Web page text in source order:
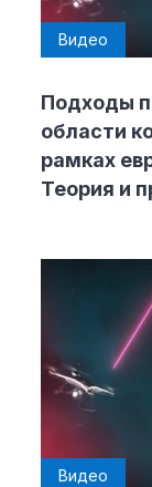
Видео
Подходы
области
рамках
Теория и
Видео